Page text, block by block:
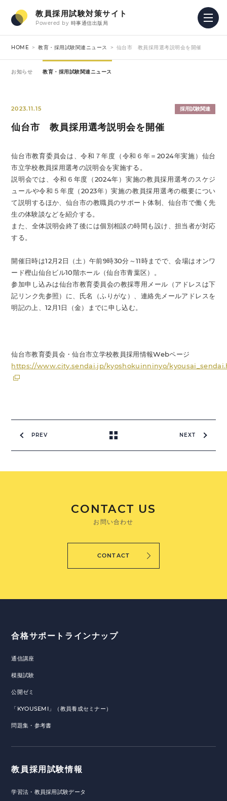
教員採用試験対策サイト
Powered by 時事通信出版局
HOME 教育・採用試験関連ニュース 仙台市 教員採用選考説明会を開催
お知らせ 教育・採用試験関連ニュース
2023.11.15 採用試験関連
仙台市 教員採用選考説明会を開催
仙台市教育委員会は、令和７年度（令和６年＝2024年実施）仙台
市立学校教員採用選考の説明会を実施する。
説明会では、令和６年度（2024年）実施の教員採用選考のスケジ
ュールや令和５年度（2023年）実施の教員採用選考の概要につい
て説明するほか、仙台市の教職員のサポート体制、仙台市で働く先
生の体験談などを紹介する。
また、全体説明会終了後には個別相談の時間も設け、担当者が対応
する。
開催日時は12月2日（土）午前9時30分～11時までで、会場はオンワ
ード樫山仙台ビル10階ホール（仙台市青葉区）。
参加申し込みは仙台市教育委員会の教採専用メール（アドレスは下
記リンク先参照）に、氏名（ふりがな）、連絡先メールアドレスを
明記の上、12月1日（金）までに申し込む。
仙台市教育委員会・仙台市立学校教員採用情報Webページ
https://www.city.sendai.jp/kyoshokuinninyo/
PREV NEXT
CONTACT US
お問い合わせ
CONTACT
合格サポートラインナップ
通信講座
模擬試験
公開ゼミ
「KYOUSEMI」（教員養成セミナー）
問題集・参考書
教員採用試験情報
学習法・教員採用試験データ